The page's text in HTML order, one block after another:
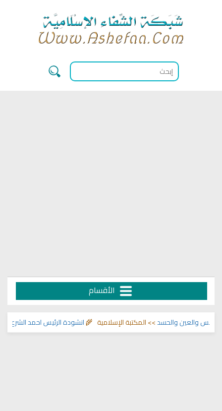
الأقسام
انشودة الرئيس احمد الشرع>> اناشيد والحسد>> المكتبة الإسلامية 🌾